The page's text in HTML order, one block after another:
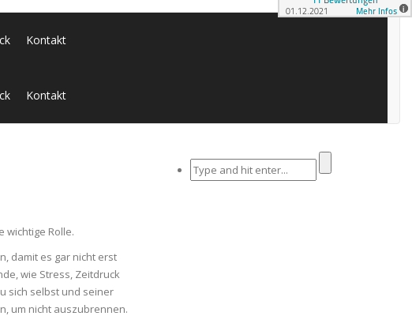
Kontakt
Kontakt
wichtige Rolle.
damit es gar nicht erst
wie Stress, Zeitdruck
sich selbst und seiner
um nicht auszubrennen.